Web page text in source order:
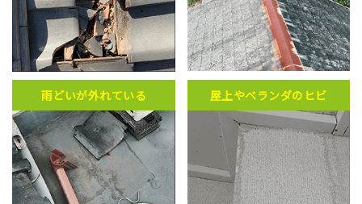
雨どいが外れている 屋上やベランダのヒビ